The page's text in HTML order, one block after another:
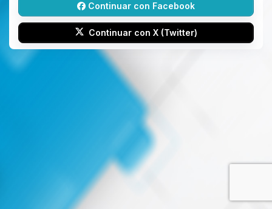
Continuar con Facebook
Continuar con X (Twitter)